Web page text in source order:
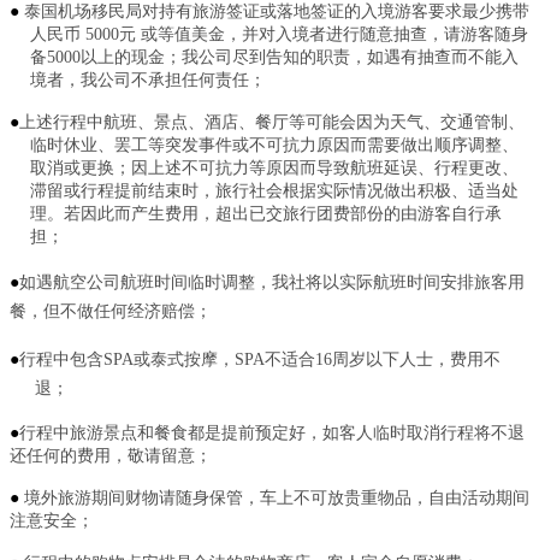
● 泰国机场移民局对持有旅游签证或落地签证的入境游客要求最少携带
人民币 5000元 或等值美金，并对入境者进行随意抽查，请游客随身
备5000以上的现金；我公司尽到告知的职责，如遇有抽查而不能入
境者，我公司不承担任何责任；
● 上述行程中航班、景点、酒店、餐厅等可能会因为天气、交通管制、
临时休业、罢工等突发事件或不可抗力原因而需要做出顺序调整、
取消或更换；因上述不可抗力等原因而导致航班延误、行程更改、
滞留或行程提前结束时，旅行社会根据实际情况做出积极、适当处
理。若因此而产生费用，超出已交旅行团费部份的由游客自行承
担；
●如遇航空公司航班时间临时调整，我社将以实际航班时间安排旅客用
餐，但不做任何经济赔偿；
●行程中包含SPA或泰式按摩，SPA不适合16周岁以下人士，费用不
退；
●行程中旅游景点和餐食都是提前预定好，如客人临时取消行程将不退
还任何的费用，敬请留意；
● 境外旅游期间财物请随身保管，车上不可放贵重物品，自由活动期间
注意安全；